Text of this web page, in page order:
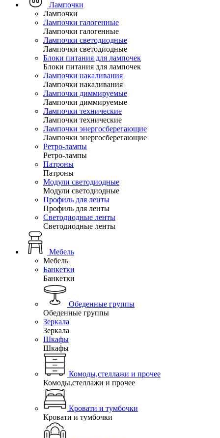
Лампочки
Лампочки
Лампочки галогенные
Лампочки галогенные
Лампочки светодиодные
Лампочки светодиодные
Блоки питания для лампочек
Блоки питания для лампочек
Лампочки накаливания
Лампочки накаливания
Лампочки диммируемые
Лампочки диммируемые
Лампочки технические
Лампочки технические
Лампочки энергосберегающие
Лампочки энергосберегающие
Ретро-лампы
Ретро-лампы
Патроны
Патроны
Модули светодиодные
Модули светодиодные
Профиль для ленты
Профиль для ленты
Светодиодные ленты
Светодиодные ленты
Мебель
Мебель
Банкетки
Банкетки
Обеденные группы
Обеденные группы
Зеркала
Зеркала
Шкафы
Шкафы
Комоды,стеллажи и прочее
Комоды,стеллажи и прочее
Кровати и тумбочки
Кровати и тумбочки